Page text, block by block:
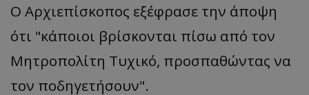
Ο Αρχιεπίσκοπος εξέφρασε την άποψη
ότι "κάποιοι βρίσκονται πίσω από τον
Μητροπολίτη Τυχικό, προσπαθώντας να
τον ποδηγετήσουν".